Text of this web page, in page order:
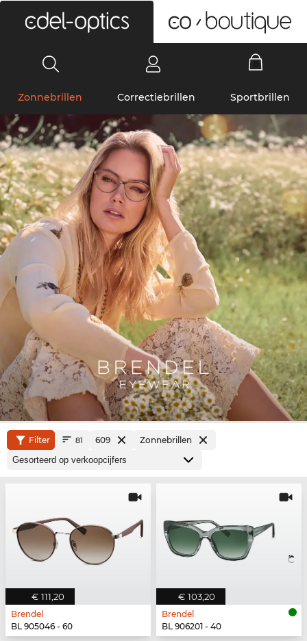
Zonnebrillen Correctiebrillen Sportbrillen
Filter 81 609 Zonnebrillen
€ 111,20
Brendel
BL 905046 - 60
€ 103,20
Brendel
BL 906201 - 40